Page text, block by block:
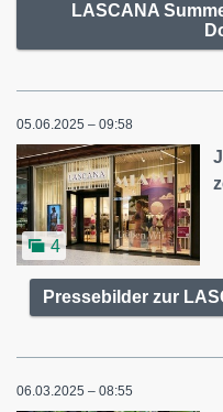
LASCANA
05.06.2025 – 09:58
4
Pressebilder zur
06.03.2025 – 08:55